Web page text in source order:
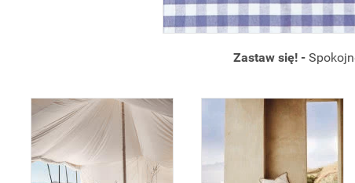
Zastaw się! -